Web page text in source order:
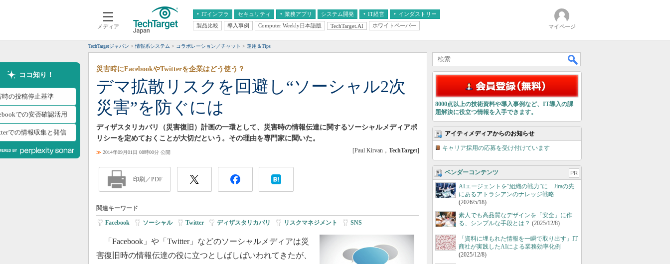
メディア
ITインフラ
クラウド
スマートモバイル
ネットワーク
システム運用管理
セキュリティ 業務アプリ
エンタープライズAI
ERP
CX
情報系システム
システム開発 IT経営
経営とIT
インダストリー
医療IT
製品比較 導入事例 Computer Weekly日本語版 TechTarget.AI ホワイトペーパー マイページ
TechTargetジャパン 情報系システム コラボレーション／チャット 運用＆Tips
ココ知り！
時の投稿停止基準
での安否確認活用
での情報収集と発信
デマ拡散リスクを回避し“ソーシャル2次
災害”を防ぐには
災害時にFacebookやTwitterを企業はどう使う？
ディザスタリカバリ（災害復旧）計画の一環として、災害時の情報伝達に関するソーシャルメディアポ
リシーを定めておくことが大切だという。その理由を専門家に聞いた。
≫ 2014年09月01日 08時00分 公開 [Paul Kirvan， TechTarget]
印刷／PDF
関連キーワード
Facebook ソーシャル| Twitter ディザスタリカバリ リスクマネジメント SNS
「Facebook」や「Twitter」などのソーシャルメディアは災
害復旧時の情報伝達の役に立つとしばしばいわれてきたが、
8000点以上の技術資料や導入事例など、IT導入の課
題解決に役立つ情報を入手できます。
アイティメディアからのお知らせ
キャリア採用の応募を受け付けています
ベンダーコンテンツ PR
AIエージェントを“組織の戦力”に Jiraの先
にあるアトラシアンのナレッジ戦略
(2026/5/18)
素人でも高品質なデザインを「安全」に作
る、シンプルな手段とは？ (2025/12/8)
「資料に埋もれた情報を一瞬で取り出す」IT
商社が実践したAIによる業務効率化例
(2025/12/8)